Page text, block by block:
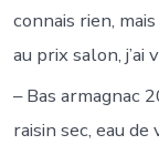
connais rien,
au prix salon,
– Bas armagnac
raisin sec, eau de